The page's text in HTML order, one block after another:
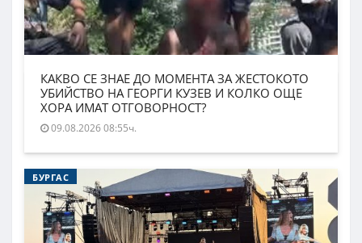
КАКВО СЕ ЗНАЕ ДО МОМЕНТА ЗА ЖЕСТОКОТО
УБИЙСТВО НА ГЕОРГИ КУЗЕВ И КОЛКО ОЩЕ
ХОРА ИМАТ ОТГОВОРНОСТ?
09.08.2026 08:55ч.
БУРГАС